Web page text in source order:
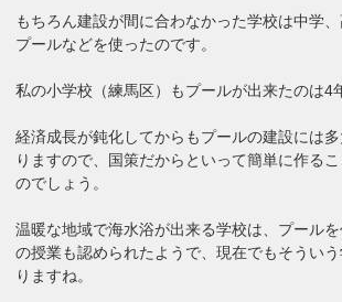
もちろん建設が間に合わなかった学校は中学
プールなどを使ったのです。
私の小学校（練馬区）もプールが出来たのは4
経済成長が鈍化してからもプールの建設には
りますので、国策だからといって簡単に作る
のでしょう。
温暖な地域で海水浴が出来る学校は、プール
の授業も認められたようで、現在でもそうい
りますね。